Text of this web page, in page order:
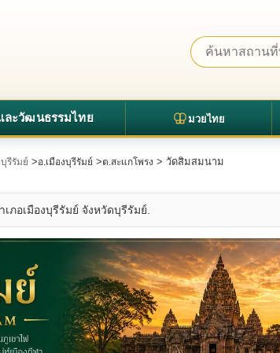
ละวัฒนธรรมไทย มวยไทย
รีรัมย์ >อ.เมืองบุรีรัมย์ >ต.สะแกโพรง > วัดสิมสมนาม
ภอเมืองบุรีรัมย์ จังหวัดบุรีรัมย์.